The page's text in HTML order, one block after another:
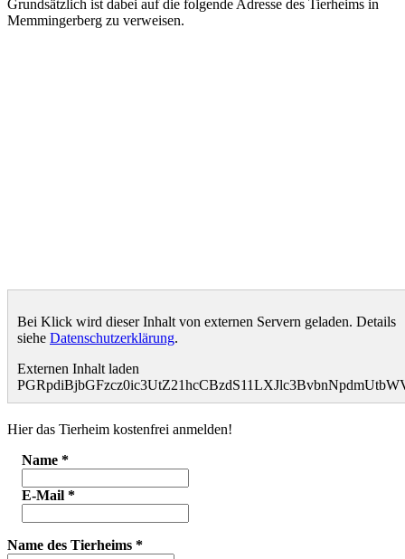
Grundsätzlich ist dabei auf die folgende Adresse des Tierheims in
Memmingerberg zu verweisen.
Bei Klick wird dieser Inhalt von externen Servern geladen. Details
siehe Datenschutzerklärung.
Externen Inhalt laden
Hier das Tierheim kostenfrei anmelden!
Name *
E-Mail *
Name des Tierheims *